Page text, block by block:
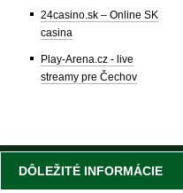
24casino.sk – Online SK
casina
Play-Arena.cz - live
streamy pre Čechov
DÔLEŽITÉ INFORMÁCIE